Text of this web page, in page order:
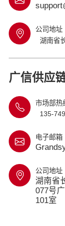
公司地址
湖南省
广信供应
市场部热
135-
电子邮箱
公司地址
湖南省
077号
101室